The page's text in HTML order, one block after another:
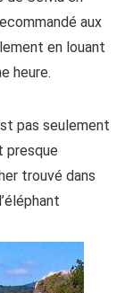
aux
en louant
heure.
pas seulement
presque
trouvé dans